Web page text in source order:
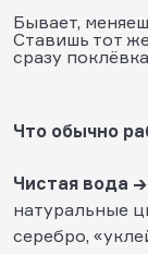
Бывает,
Ставишь тот
сразу
Что обычно
Чистая вода →
натуральные
серебро,